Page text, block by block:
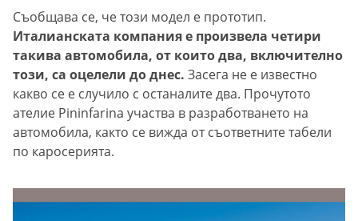
Съобщава се, че този модел е прототип.
Италианската компания е произвела четири
такива автомобила, от които два, включително
този, са оцелели до днес. Засега не е известно
какво се е случило с останалите два. Прочутото
ателие Pininfarina участва в разработването на
автомобила, както се вижда от съответните табели
по каросерията.